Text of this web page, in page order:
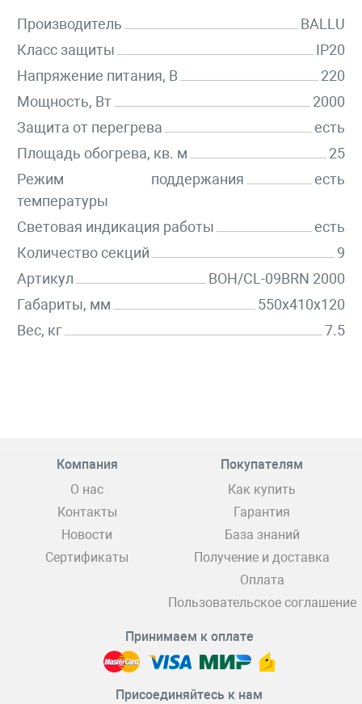
Производитель
BALLU
Класс защиты
IP20
Напряжение питания, В
220
Мощность, Вт
2000
Защита от перегрева
есть
Площадь обогрева, кв. м
25
Режим поддержания
температуры
есть
Световая индикация работы
есть
Количество секций
9
Артикул
BOH/CL-09BRN 2000
Габариты, мм
550x410x120
Вес, кг
7.5
Компания
О нас
Контакты
Новости
Сертификаты
Покупателям
Как купить
Гарантия
База знаний
Получение и доставка
Оплата
Пользовательское соглашение
Принимаем к оплате
Присоединяйтесь к нам